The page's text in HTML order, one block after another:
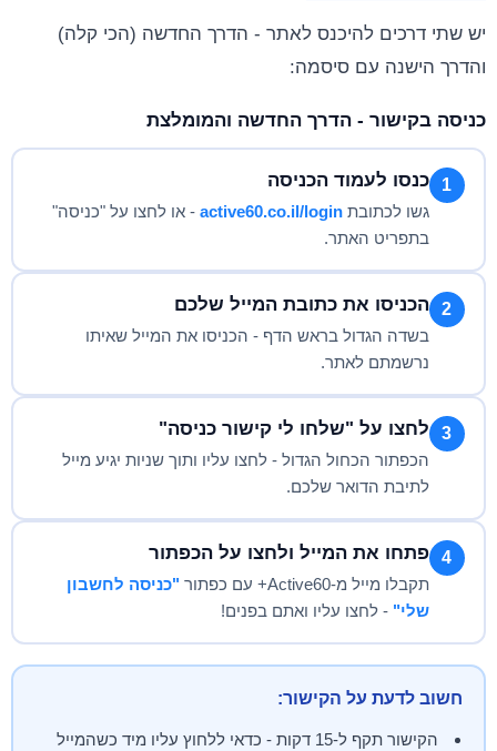
יש שתי דרכים להיכנס לאתר - הדרך החדשה (הכי קלה)
והדרך הישנה עם סיסמה:
כניסה בקישור - הדרך החדשה והמומלצת
1 כנסו לעמוד הכניסה
גשו לכתובתactive60.co.il/login - או לחצו על "כניסה"
בתפריט האתר.
2 הכניסו את כתובת המייל שלכם
בשדה הגדול בראש הדף - הכניסו את המייל שאיתו
נרשמתם לאתר.
3 לחצו על "שלחו לי קישור כניסה"
הכפתור הכחול הגדול - לחצו עליו ותוך שניות יגיע מייל
לתיבת הדואר שלכם.
4 פתחו את המייל ולחצו על הכפתור
תקבלו מייל מ-Active60+ עם כפתור
"כניסה לחשבון
שלי" - לחצו עליו ואתם בפנים!
חשוב לדעת על הקישור:
הקישור תקף ל-15 דקות - כדאי ללחוץ עליו מיד כשהמייל